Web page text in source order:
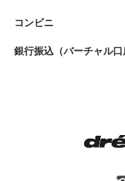
コンビニ
銀行振込（バーチャル口